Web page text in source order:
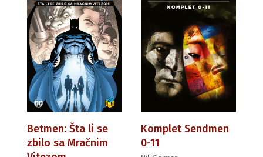
Betmen: Šta li se
zbilo sa Mračnim
Komplet Sendmen
0-11